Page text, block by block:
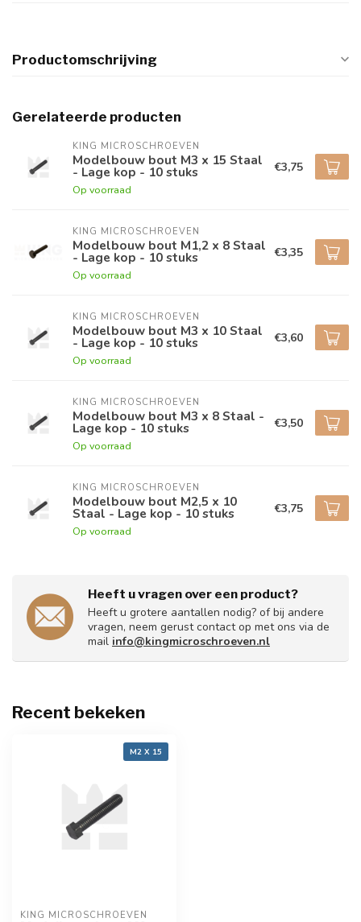
Productomschrijving
Gerelateerde producten
KING MICROSCHROEVEN
Modelbouw bout M3 x 15 Staal
- Lage kop - 10 stuks
Op voorraad
€3,75
KING MICROSCHROEVEN
Modelbouw bout M1,2 x 8 Staal
- Lage kop - 10 stuks
Op voorraad
€3,35
KING MICROSCHROEVEN
Modelbouw bout M3 x 10 Staal
- Lage kop - 10 stuks
Op voorraad
€3,60
KING MICROSCHROEVEN
Modelbouw bout M3 x 8 Staal -
Lage kop - 10 stuks
Op voorraad
€3,50
KING MICROSCHROEVEN
Modelbouw bout M2,5 x 10
Staal - Lage kop - 10 stuks
Op voorraad
€3,75
Heeft u vragen over een product?
Heeft u grotere aantallen nodig? of bij andere
vragen, neem gerust contact op met ons via de
mail info@kingmicroschroeven.nl
Recent bekeken
M2 X 15
KING MICROSCHROEVEN